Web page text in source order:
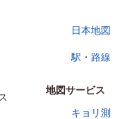
日本地図
駅・路線
地図サービス
キョリ測